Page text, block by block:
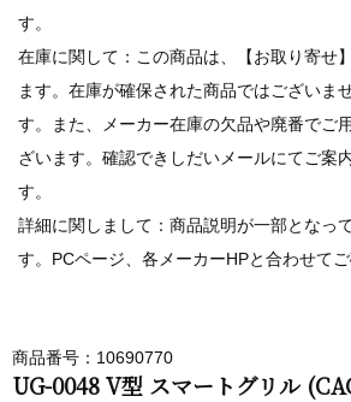
す。
在庫に関して：この商品は、【お取り寄せ
ます。在庫が確保された商品ではございま
す。また、メーカー在庫の欠品や廃番でご
ざいます。確認できしだいメールにてご案
す。
詳細に関しまして：商品説明が一部となっ
す。PCページ、各メーカーHPと合わせてご
商品番号：10690770
UG-0048 V型 スマートグリル